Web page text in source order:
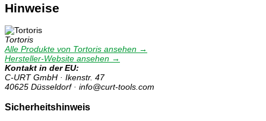
Hinweise
Tortoris
Alle Produkte von Tortoris ansehen →
Hersteller-Website ansehen →
Kontakt in der EU:
C-URT GmbH · Ikenstr. 47
40625 Düsseldorf · info@curt-tools.com
Sicherheitshinweis